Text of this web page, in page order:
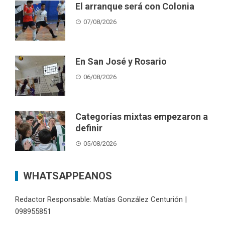
El arranque será con Colonia
07/08/2026
En San José y Rosario
06/08/2026
Categorías mixtas empezaron a
definir
05/08/2026
WHATSAPPEANOS
Redactor Responsable: Matías González Centurión |
098955851